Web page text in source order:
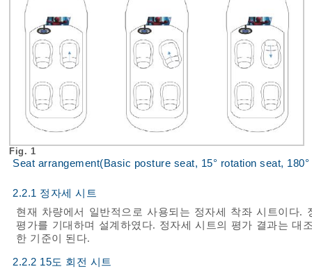
Fig. 1
Seat arrangement(Basic posture seat, 15° rotation seat,
2.2.1 정자세 시트
현재 차량에서 일반적으로 사용되는 정자세 착좌 시트이다.
평가를 기대하며 설계하였다. 정자세 시트의 평가 결과는 대
한 기준이 된다.
2.2.2 15도 회전 시트